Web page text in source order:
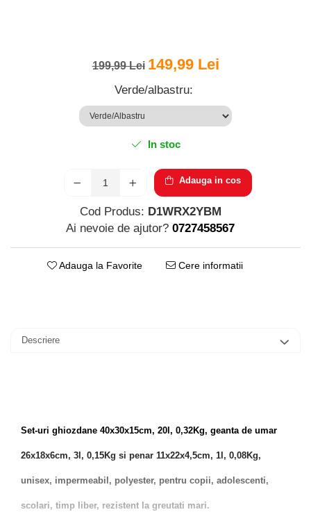
199,99 Lei 149,99 Lei
Verde/albastru:
In stoc
Adauga in cos
Cod Produs: D1WRX2YBM
Ai nevoie de ajutor? 0727458567
Adauga la Favorite Cere informatii
Descriere
Set-uri ghiozdane 40x30x15cm, 20l, 0,32Kg, geanta de umar
26x18x6cm, 3l, 0,15Kg si penar 11x22x4,5cm, 1l, 0,08Kg,
unisex, impermeabil, polyester, pentru copii, adolescenti,
scolari, timp liber, rezistent la greutati mari.